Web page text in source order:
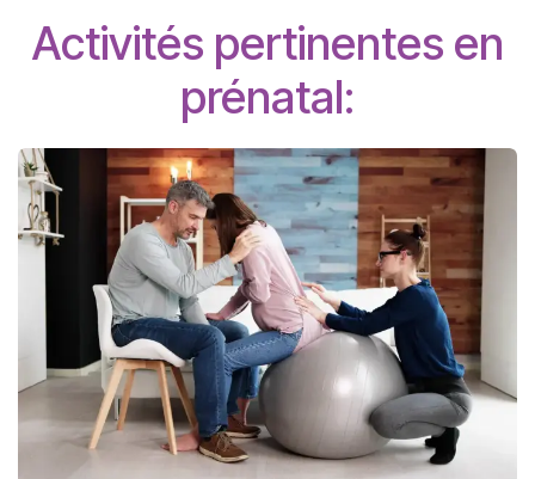
Activités pertinentes en
prénatal: